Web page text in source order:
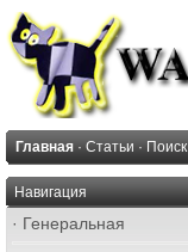
Главная · Статьи · Поиск
Навигация
· Генеральная